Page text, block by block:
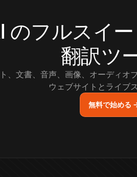
のフルスイ
翻訳ツ
、文書、音声、画像、オーディオ
ウェブサイトとライブ
無料で始める